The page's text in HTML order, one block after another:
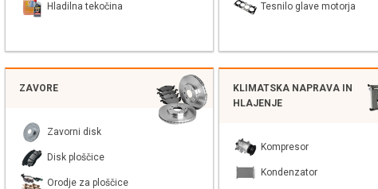
Hladilna tekočina Tesnilo glave motorja
ZAVORE
Zavorni disk
Disk ploščice
Orodje za ploščice
KLIMATSKA NAPRAVA IN
HLAJENJE
Kompresor
Kondenzator